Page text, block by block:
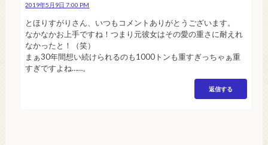
2019年5月9日 7:00 PM
とほりすがりさん、いつもコメントありがとうございます。
なかなかお上手ですね！つまり元彼女はその愛の重さに耐えれ
なかったと！（笑）
まぁ30年間想い続けられるのも1000トンも重すぎっちゃぁ重
すぎですよね……。
返信する